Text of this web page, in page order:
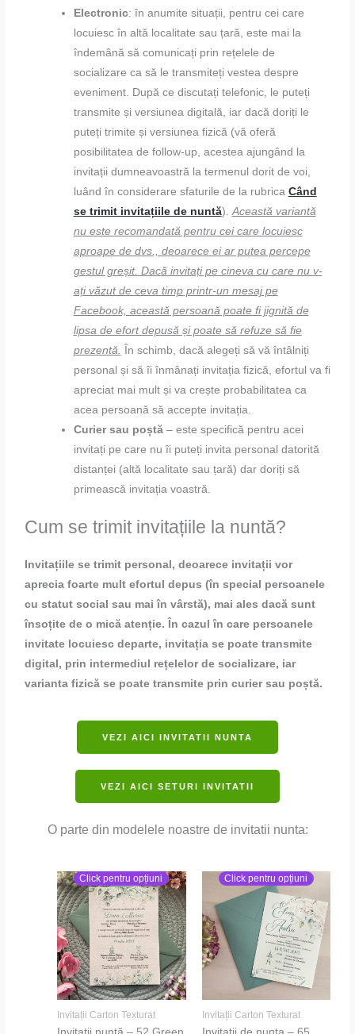
Electronic: în anumite situații, pentru cei care
locuiesc în altă localitate sau țară, este mai la
îndemână să comunicați prin rețelele de
socializare ca să le transmiteți vestea despre
eveniment. După ce discutați telefonic, le puteți
transmite și versiunea digitală, iar dacă doriți le
puteți trimite și versiunea fizică (vă oferă
posibilitatea de follow-up, acestea ajungând la
invitații dumneavoastră la termenul dorit de voi,
luând în considerare sfaturile de la rubrica Când
se trimit invitațiile de nuntă). Această variantă
nu este recomandată pentru cei care locuiesc
aproape de dvs., deoarece ei ar putea percepe
gestul greșit. Dacă invitați pe cineva cu care nu v-
ați văzut de ceva timp printr-un mesaj pe
Facebook, această persoană poate fi jignită de
lipsa de efort depusă și poate să refuze să fie
prezentă.
În schimb, dacă alegeți să vă întâlniți
personal și să îi înmânați invitația fizică, efortul va fi
apreciat mai mult și va crește probabilitatea ca
acea persoană să accepte invitația.
Curier sau poștă– este specifică pentru acei
invitați pe care nu îi puteți invita personal datorită
distanței (altă localitate sau țară) dar doriți să
primească invitația voastră.
Cum se trimit invitațiile la nuntă?
Invitațiile se trimit personal, deoarece invitații vor
aprecia foarte mult efortul depus (în special persoanele
cu statut social sau mai în vârstă), mai ales dacă sunt
însoțite de o mică atenție. În cazul în care persoanele
invitate locuiesc departe, invitația se poate transmite
digital, prin intermediul rețelelor de socializare, iar
varianta fizică se poate transmite prin curier sau poștă.
VEZI AICI INVITATII NUNTA
VEZI AICI SETURI INVITATII
O parte din modelele noastre de invitatii nunta:
Click pentru opțiuni
Invitații Carton Texturat
Click pentru opțiuni
Invitații Carton Texturat